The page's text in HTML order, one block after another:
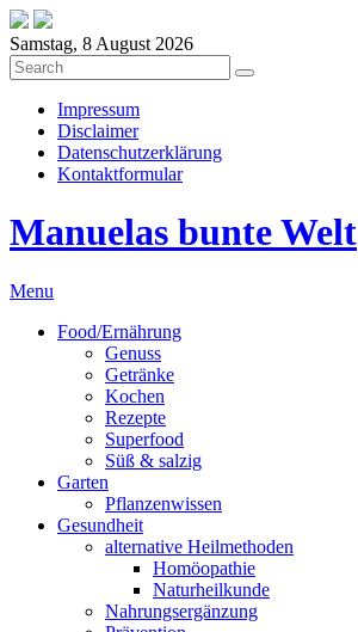
Samstag, 8 August 2026
Impressum
Disclaimer
Datenschutzerklärung
Kontaktformular
Manuelas bunte Welt
Menu
Food/Ernährung
Genuss
Getränke
Kochen
Rezepte
Superfood
Süß & salzig
Garten
Pflanzenwissen
Gesundheit
alternative Heilmethoden
Homöopathie
Naturheilkunde
Nahrungsergänzung